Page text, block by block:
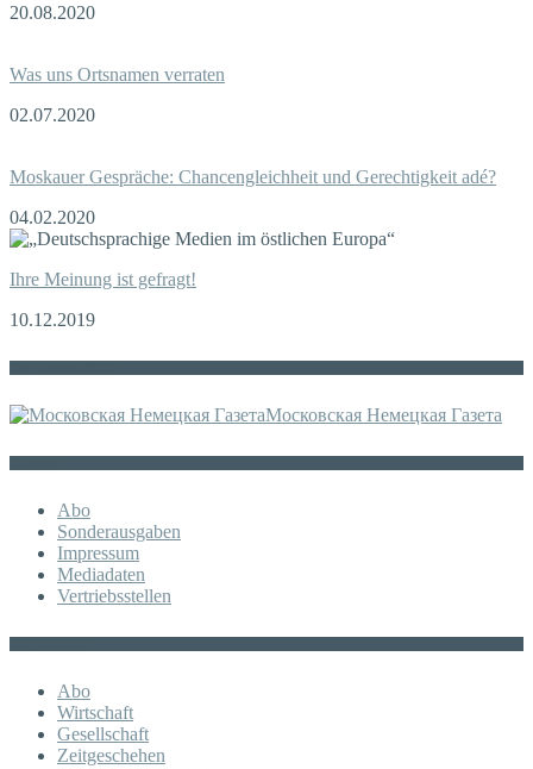
20.08.2020
Was uns Ortsnamen verraten
02.07.2020
Moskauer Gespräche: Chancengleichheit und Gerechtigkeit adé?
04.02.2020
Ihre Meinung ist gefragt!
10.12.2019
Московская Немецкая Газета
Abo
Sonderausgaben
Impressum
Mediadaten
Vertriebsstellen
Abo
Wirtschaft
Gesellschaft
Zeitgeschehen